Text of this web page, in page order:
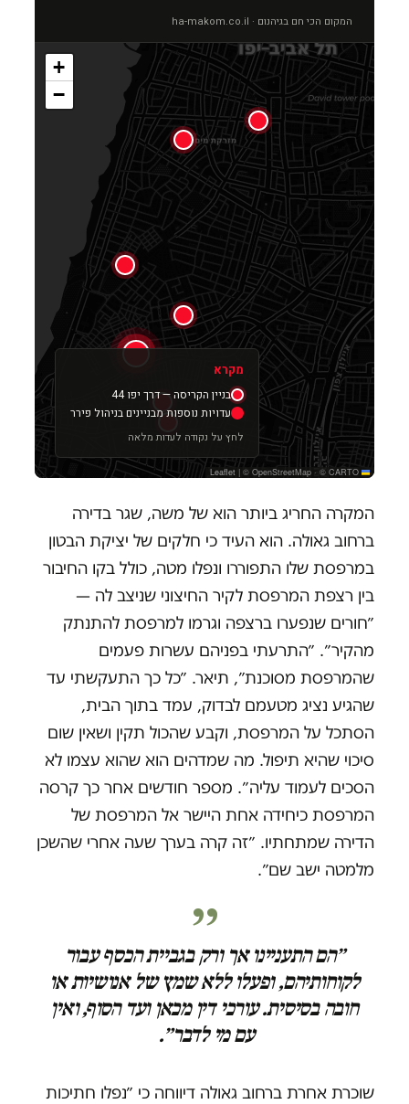
המקרה החריג ביותר הוא של משה, שגר בדירה
ברחוב גאולה. הוא העיד כי חלקים של יציקת הבטון
במרפסת שלו התפוררו ונפלו מטה, כולל בקו החיבור
בין רצפת המרפסת לקיר החיצוני שניצב לה —
״חורים שנפערו ברצפה וגרמו למרפסת להתנתק
מהקיר״. ״התרעתי בפניהם עשרות פעמים
שהמרפסת מסוכנת״, תיאר. ״כל כך התעקשתי עד
שהגיע נציג מטעמם לבדוק, עמד בתוך הבית,
הסתכל על המרפסת, וקבע שהכול תקין ושאין שום
סיכוי שהיא תיפול. מה שמדהים הוא שהוא עצמו לא
הסכים לעמוד עליה״. מספר חודשים אחר כך קרסה
המרפסת כיחידה אחת היישר אל המרפסת של
הדירה שמתחתיו. ״זה קרה בערך שעה אחרי שהשכן
מלמטה ישב שם״.
״הם התעניינו אך ורק בגביית הכסף עבור
לקוחותיהם, ופעלו ללא שמץ של אנושיות או
חובה בסיסית. עורכי דין מכאן ועד הסוף, ואין
עם מי לדבר״.
שוכרת אחרת ברחוב גאולה דיווחה כי ״נפלו חתיכות